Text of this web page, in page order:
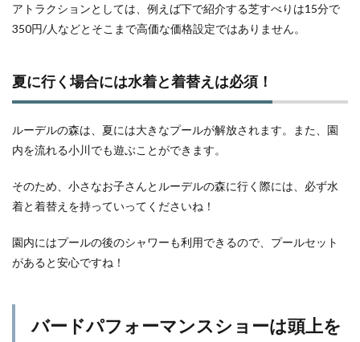
アトラクションとしては、例えば下で紹介する芝すべりは15分で
350円/人などとそこまで高価な価格設定ではありません。
夏に行く場合には水着と着替えは必須！
ルーデルの森は、夏には大きなプールが解放されます。また、園
内を流れる小川でも遊ぶことができます。
そのため、小さなお子さんとルーデルの森に行く際には、必ず水
着と着替えを持っていってくださいね！
園内にはプールの後のシャワーも利用できるので、プールセット
があると安心ですね！
バードパフォーマンスショーは頭上を